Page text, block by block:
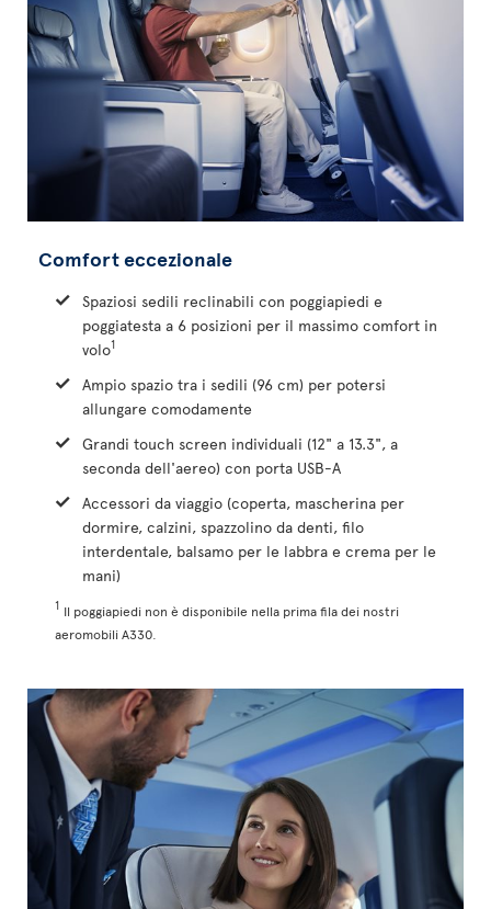
Comfort eccezionale
Spaziosi sedili reclinabili con poggiapiedi e
poggiatesta a 6 posizioni per il massimo comfort in
volo1
Ampio spazio tra i sedili (96 cm) per potersi
allungare comodamente
Grandi touch screen individuali (12" a 13.3", a
seconda dell'aereo) con porta USB-A
Accessori da viaggio (coperta, mascherina per
dormire, calzini, spazzolino da denti, filo
interdentale, balsamo per le labbra e crema per le
mani)
1 Il poggiapiedi non è disponibile nella prima fila dei nostri
aeromobili A330.